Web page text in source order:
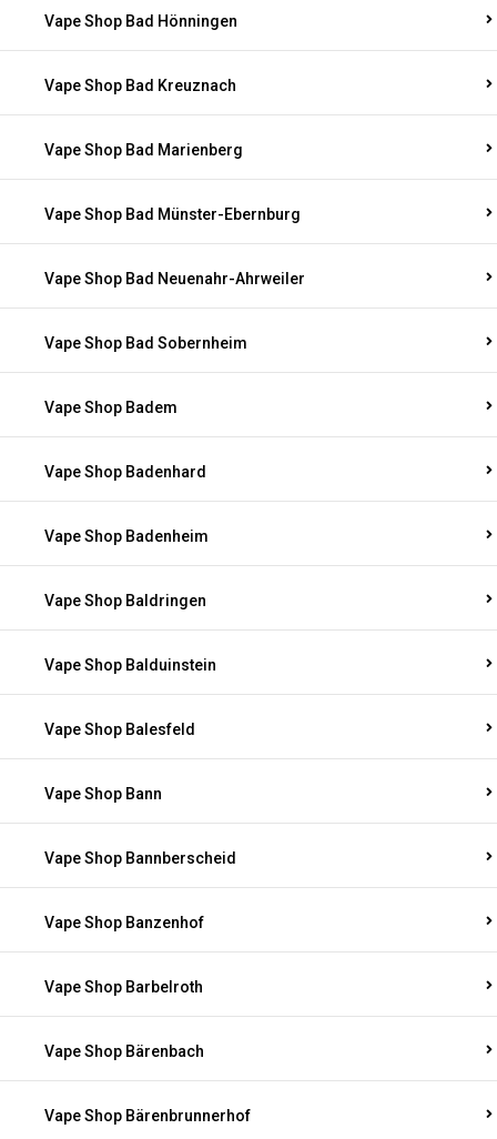
Vape Shop Bad Hönningen
Vape Shop Bad Kreuznach
Vape Shop Bad Marienberg
Vape Shop Bad Münster-Ebernburg
Vape Shop Bad Neuenahr-Ahrweiler
Vape Shop Bad Sobernheim
Vape Shop Badem
Vape Shop Badenhard
Vape Shop Badenheim
Vape Shop Baldringen
Vape Shop Balduinstein
Vape Shop Balesfeld
Vape Shop Bann
Vape Shop Bannberscheid
Vape Shop Banzenhof
Vape Shop Barbelroth
Vape Shop Bärenbach
Vape Shop Bärenbrunnerhof